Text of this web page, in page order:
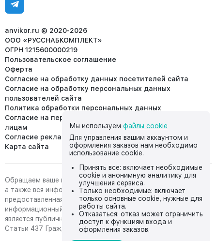
Отдел рекламации:
8 (953) 455-25-61
anvikor.ru © 2020-2026
ООО «РУССНАБКОМПЛЕКТ»
ОГРН 1215600000219
Пользовательское соглашение
Оферта
Согласие на обработку данных посетителей сайта
Согласие на обработку персональных данных
пользователей сайта
Политика обработки персональных данных
Согласие на передачу персональных данных третьим
лицам
Согласие реклама
Карта сайта
Обращаем ваше внимание на то, что данный интернет-сайт,
а также вся информация о товарах и ценах,
предоставленная на нём, носит исключительно
информационный характер и ни при каких условиях не
является публичной офертой, определяемой положениями
Статьи 437 Гражданского кодекса Российской Федерации.
Мы используем файлы cookie
Для управления вашим аккаунтом и
оформления заказов нам необходимо
использование cookie.
Принять все: включает необходимые
cookie и анонимную аналитику для
улучшения сервиса.
Только необходимые: включает
только основные cookie, нужные для
работы сайта.
Отказаться: отказ может ограничить
доступ к функциям входа и
оформления заказов.